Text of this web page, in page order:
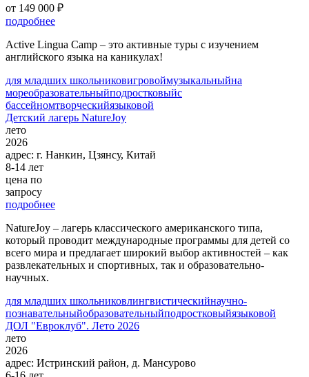
от 149 000 ₽
подробнее
Active Lingua Camp – этo активные туры с изучением
английскогo языка на каникулах!
для младших школьниковигровоймузыкальныйна
мореобразовательныйподростковыйс
бассейномтворческийязыковой
Детский лагерь NatureJoy
лето
2026
адрес: г. Нанкин, Цзянсу, Китай
8-14 лет
цена по
запросу
подробнее
NatureJoy – лагерь классического американского типа,
который проводит международные программы для детей со
всего мира и предлагает широкий выбор активностей – как
развлекательных и спортивных, так и образовательно-
научных.
для младших школьниковлингвистическийнаучно-
познавательныйобразовательныйподростковыйязыковой
ДОЛ "Евроклуб". Лето 2026
лето
2026
адрес: Истринский район, д. Мансурово